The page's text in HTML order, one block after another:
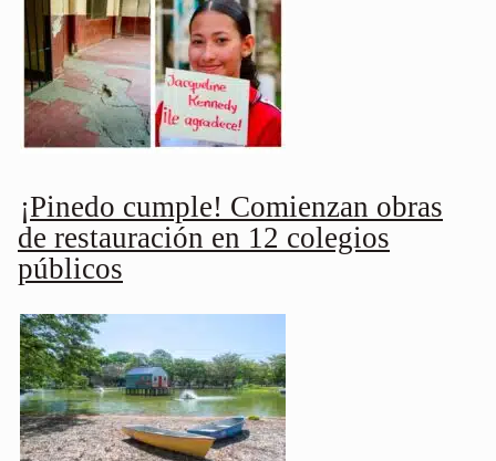
¡Pinedo cumple! Comienzan obras
de restauración en 12 colegios
públicos